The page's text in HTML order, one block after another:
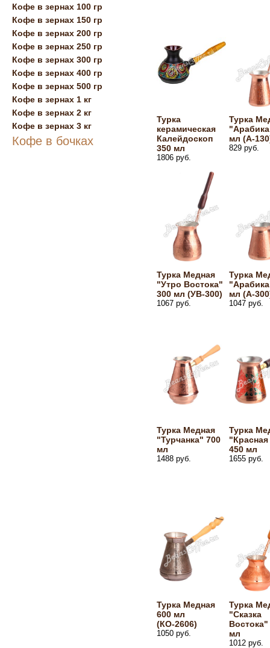
Кофе в зернах 100 гр
Кофе в зернах 150 гр
Кофе в зернах 200 гр
Кофе в зернах 250 гр
Кофе в зернах 300 гр
Кофе в зернах 400 гр
Кофе в зернах 500 гр
Кофе в зернах 1 кг
Кофе в зернах 2 кг
Кофе в зернах 3 кг
Кофе в бочках
Турка
керамическая
Калейдоскоп
350 мл
1806 руб.
Турка
мл (А-
829 руб.
Турка Медная
"Утро Востока"
300 мл (УВ-300)
1067 руб.
Турка
мл (А-
1047 руб.
Турка Медная
"Турчанка" 700
мл
1488 руб.
Турка
450 мл
1655 руб.
Турка Медная
600 мл
(КО-2606)
1050 руб.
Турка
"Сказка
Востока"
мл
1012 руб.